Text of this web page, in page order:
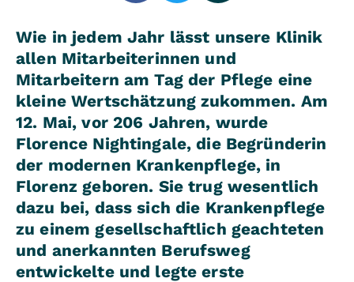
Wie in jedem Jahr lässt unsere Klinik
allen Mitarbeiterinnen und
Mitarbeitern am Tag der Pflege eine
kleine Wertschätzung zukommen. Am
12. Mai, vor 206 Jahren, wurde
Florence Nightingale, die Begründerin
der modernen Krankenpflege, in
Florenz geboren. Sie trug wesentlich
dazu bei, dass sich die Krankenpflege
zu einem gesellschaftlich geachteten
und anerkannten Berufsweg
entwickelte und legte erste